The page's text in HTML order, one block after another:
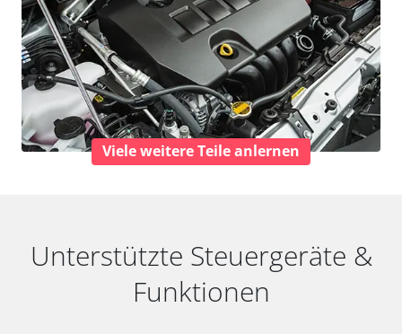
Viele weitere Teile anlernen
Unterstützte Steuergeräte &
Funktionen